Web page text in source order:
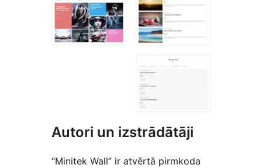
Autori un izstrādātāji
“Minitek Wall” ir atvērtā pirmkoda